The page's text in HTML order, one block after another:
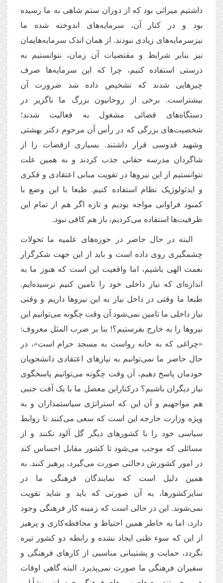
داشتیم میراثی بود که از دوران ستم شاهی به ما رسیده
بود و در کنار آن، سرمایه‌های اندوخته شده ما
نیزسرمایه‌های زیادی نبودند. از همان اندک سرمایه‌هایمان
نیز بنابر شرایط و مقتضیات آن زمان، نتوانستیم به
درستی استفاده کنیم، چرا که این سرمایه‌ها صرف
چیزهایی شدند که تشخیص داده شد ضرورت آن
بیشتراست. برخی از روحانیون بزرگ ما ناگزیر در
دستگاه‌های قضائی مشغول به فعالیت شدند؛
شخصیت‌های بزرگی که در رأس آن مرحوم دکتر بهشتی
وشهید قدوسی قرار داشتند. بسیاری ازقضات را از
شاگردان مدرسه حقانی جذب کردند و به همین علت
نتوانستیم از این نیروها در تقویت مبانی اعتقادی و فکری
و ایدئولوژیک نظام استفاده کنیم. طبعا با این وضع با
کمبود فراوانی مواجه بودیم و تازه اگر هم از تمام این
ظرفیت‌ها استفاده می‌کردیم، باز هم کافی نبود.
البته در حال حاضر در حوزه‌های علمیه ما تحولات
چشمگیری روی داده است و باید از این جهت شکرگزار
نعمت الهی باشیم، اما واقعیت این است که هنوز ما به
اندازه‌ای که نیاز داخلی خود را تامین کنیم نرسیده‌ایم.
طبعا ما وقتی در داخل نیاز به این نیروها داریم و وقتی
نیاز داخلی ما تامین نمی‌شود آن وقت چگونه می‌توانیم این
نیروها را به خارج بفرستیم؟! بنا بر ضرب المثل معروف:
«چراغی که به خانه رواست به مسجد حرام است»، در
حال حاضر ما نمی‌توانیم به نیازهای اعتقادی دانشجویان
خودمان پاسخ دهیم، آن وقت چگونه می‌توانیم پاسخگوی
نیاز دیگران باشیم؟ درکناراین معضل ما با یک آفت جنبی
هم مواجهیم و آن این که استراتژی سیاستمداران و به
ویژه وزارت خارجه این است که سعی می‌کنند تا روابط
سیاسی خود را با کشورهای دیگر گل آلود نکنند و از
مسائلی که موجب می‌شود تا کشور مقابل احساس کند
در امور کشورش دخالتی صورت می‌گیرد، پرهیز کنند. به
همین دلیل است که نمایندگان فرهنگی ما در
سایرکشورها، به آن صورتی که باید و شاید تقویت
نمی‌شوند. این در حالی است که زمینه کار فرهنگی وجود
دارد، اما به خاطر همین احتیاط و محافظه‌کاری و پرهیز
از این که سوء ظنی ایجاد نشده و رابطه دو کشور تیره
نگردد، حمایت و پشتیبانی مناسبی از کارهای فرهنگی و
سفیران فرهنگی ما صورت نمی‌پذیرد. البته گاهی اوقات